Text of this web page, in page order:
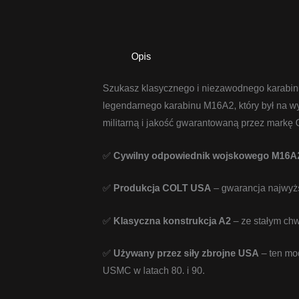
Opis
Szukasz klasycznego i niezawodnego
legendarnego karabinu M16A2, który był na
militarną i jakość gwarantowaną przez markę
✅ Cywilny odpowiednik wojskowego
✅ Produkcja COLT USA – gwarancja
✅ Klasyczna konstrukcja A2 – ze stałym
✅ Używany przez siły zbrojne USA – ten
USMC w latach 80. i 90.